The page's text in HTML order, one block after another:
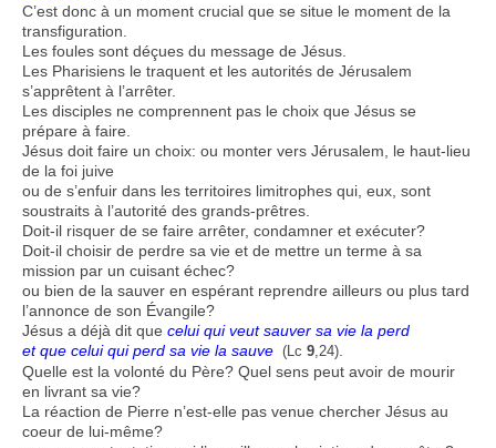
C’est donc à un moment crucial que se situe le moment de la
transfiguration.
Les foules sont déçues du message de Jésus.
Les Pharisiens le traquent et les autorités de Jérusalem
s’apprêtent à l’arrêter.
Les disciples ne comprennent pas le choix que Jésus se
prépare à faire.
Jésus doit faire un choix: ou monter vers Jérusalem, le haut-lieu
de la foi juive
ou de s’enfuir dans les territoires limitrophes qui, eux, sont
soustraits à l’autorité des grands-prêtres.
Doit-il risquer de se faire arrêter, condamner et exécuter?
Doit-il choisir de perdre sa vie et de mettre un terme à sa
mission par un cuisant échec?
ou bien de la sauver en espérant reprendre ailleurs ou plus tard
l’annonce de son Évangile?
Jésus a déjà dit que celui qui veut sauver sa vie la perd
et que celui qui perd sa vie la sauve (Lc 9 ,24)
Quelle est la volonté du Père? Quel sens peut avoir de mourir
en livrant sa vie?
La réaction de Pierre n’est-elle pas venue chercher Jésus au
coeur de lui-même?